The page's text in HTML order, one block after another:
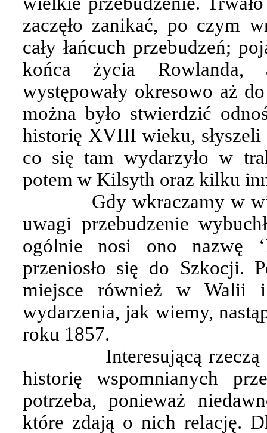
zaczęło zanikać, po czym
cały łańcuch przebudzeń;
końca życia Rowlanda,
występowały okresowo aż
można było stwierdzić
historię XVIII wieku,
co się tam wydarzyło w
potem w Kilsyth oraz kilku
Gdy wkraczamy w
uwagi przebudzenie
ogólnie nosi ono nazwę
przeniosło się do Szkocji.
miejsce również w Walii
wydarzenia, jak wiemy,
roku 1857.
Interesującą
historię wspomnianych
potrzeba, ponieważ
które zdają o nich relację.